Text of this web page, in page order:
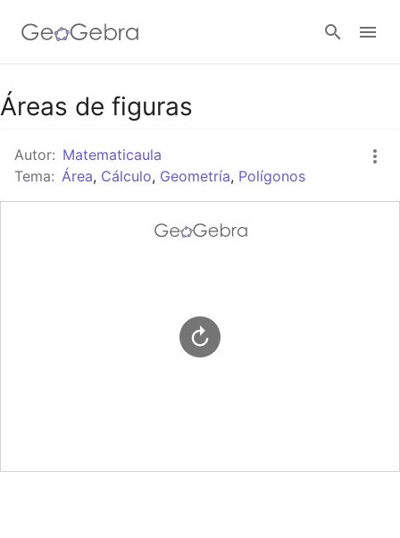
Google Classroom
GeoGebra Classroom
Abrir sesión
Áreas de figuras
Autor: Matematicaula
Tema: Área, Cálculo, Geometría, Polígonos